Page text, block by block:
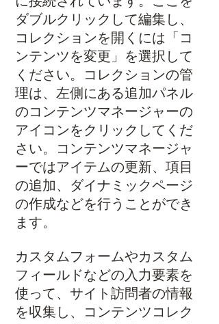
ダブルクリックして編集し、
コレクションを開くには「コ
ンテンツを変更」を選択して
ください。コレクションの管
理は、左側にある追加パネル
のコンテンツマネージャーの
アイコンをクリックしてくだ
さい。コンテンツマネージャ
ーではアイテムの更新、項目
の追加、ダイナミックページ
の作成などを行うことができ
ます。
カスタムフォームやカスタム
フィールドなどの入力要素を
使って、サイト訪問者の情報
を収集し、コンテンツコレク